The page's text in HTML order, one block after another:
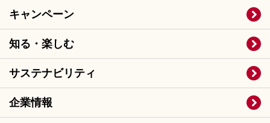
キャンペーン
知る・楽しむ
サステナビリティ
企業情報